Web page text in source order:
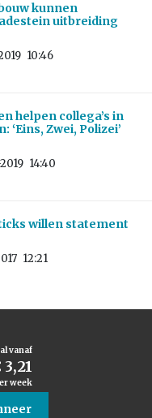
kunnen
uitbreiding
10:46
helpen collega’s in
‘Eins, Zwei, Polizei’
14:40
willen statement
12:21
al vanaf
3,21
week